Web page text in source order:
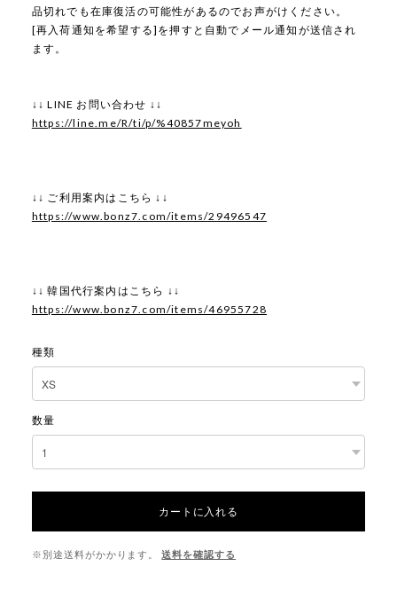
品切れでも在庫復活の可能性があるのでお声がけください。
[再入荷通知を希望する]を押すと自動でメール通知が送信され
ます。
↓↓ LINE お問い合わせ ↓↓
https://line.me/R/ti/p/%40857meyoh
↓↓ ご利用案内はこちら ↓↓
https://www.bonz7.com/items/29496547
↓↓ 韓国代行案内はこちら ↓↓
https://www.bonz7.com/items/46955728
種類
数量
カートに入れる
※別途送料がかかります。 送料を確認する